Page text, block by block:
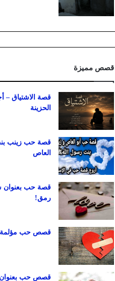
قصص مميزة
قصة الاشتياق
الحزينة
قصة حب زينب
العاص
قصة حب بعنوان
رمق!
قصص حب مؤلمة
قصص حب بعنوان